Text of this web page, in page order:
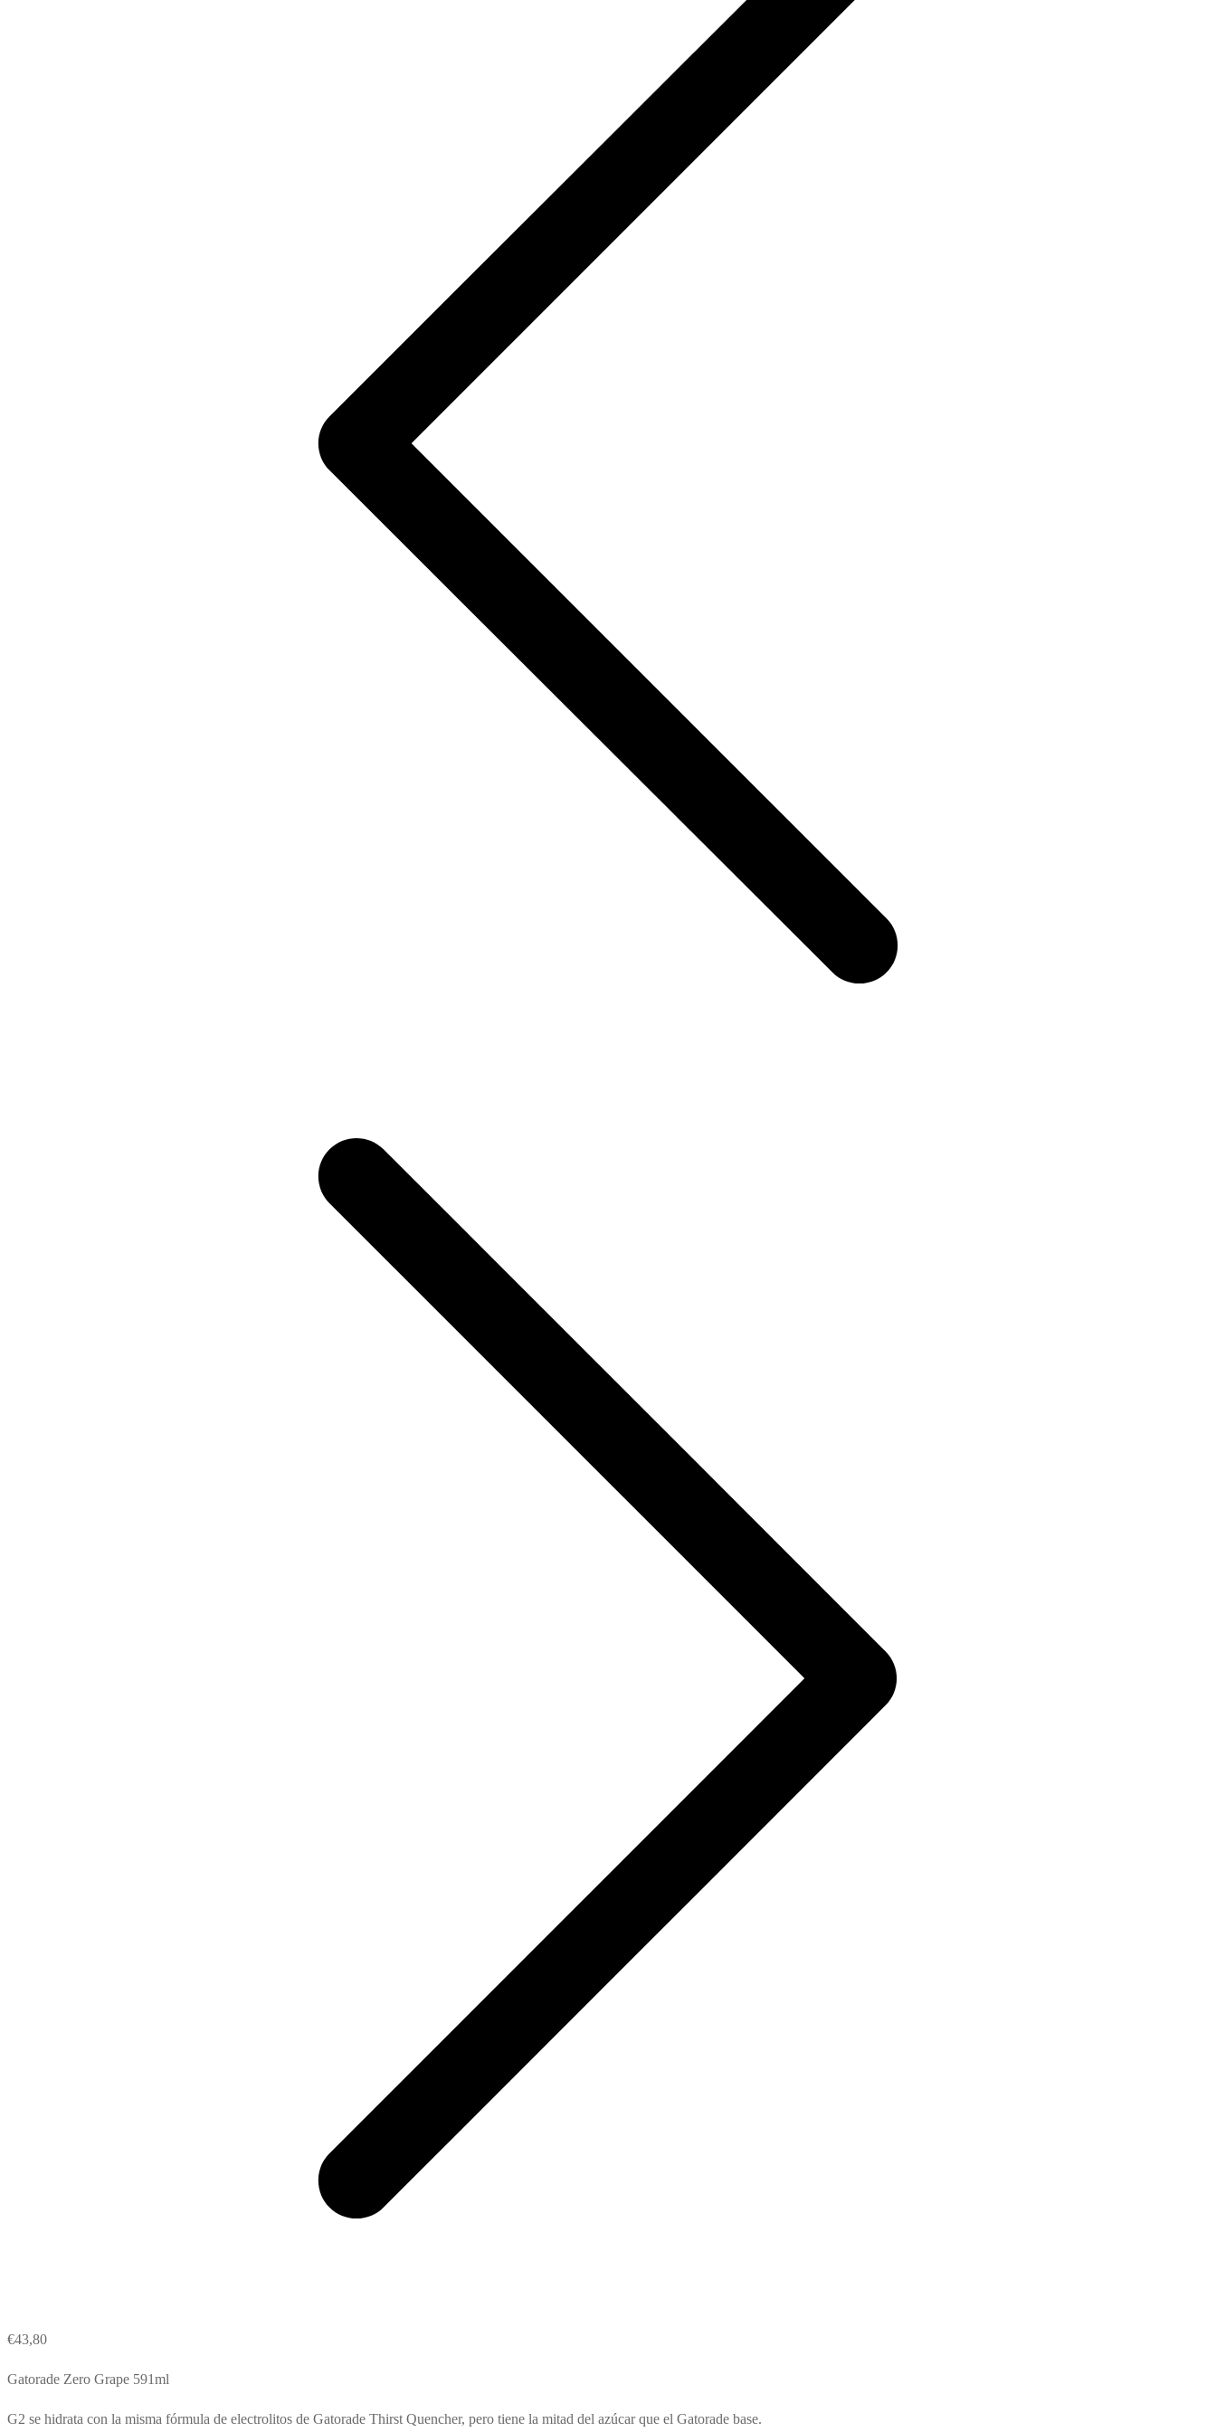
€43,80
Gatorade Zero Grape 591ml
G2 se hidrata con la misma fórmula de electrolitos de Gatorade Thirst Quencher, pero tiene la mitad del azúcar que el Gatorade base.